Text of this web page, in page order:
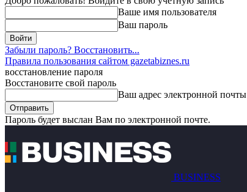
Ваше имя пользователя
Ваш пароль
Забыли пароль? Восстановить...
Правила пользования сайтом gazetabiznes.ru
восстановление пароля
Восстановите свой пароль
Ваш адрес электронной почты
Пароль будет выслан Вам по электронной почте.
BUSINESS